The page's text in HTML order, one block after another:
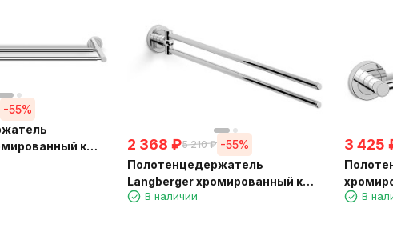
-55%
к
см 11002A
2 368 ₽5 210 ₽ -55%
Полотенцедержатель
Langberger хромированный к
стене двойной поворотный
В наличии
3 425
В